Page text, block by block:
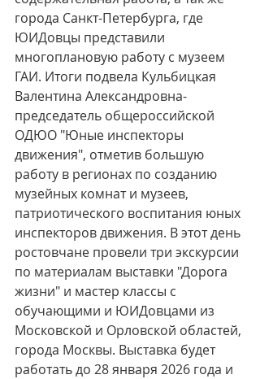
города Санкт-Петербурга, где
ЮИДовцы представили
многоплановую работу с музеем
ГАИ. Итоги подвела Кульбицкая
Валентина Александровна-
председатель общероссийской
ОДЮО "Юные инспекторы
движения", отметив большую
работу в регионах по созданию
музейных комнат и музеев,
патриотического воспитания юных
инспекторов движения. В этот день
ростовчане провели три экскурсии
по материалам выставки "Дорога
жизни" и мастер классы с
обучающими и ЮИДовцами из
Московской и Орловской областей,
города Москвы. Выставка будет
работать до 28 января 2026 года и